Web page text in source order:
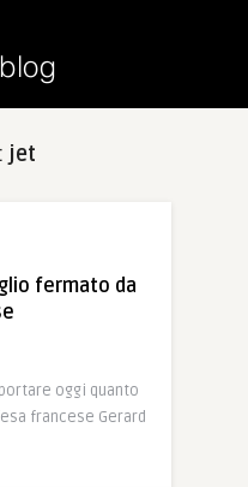
jet
fermato da
oggi quanto
francese Gerard